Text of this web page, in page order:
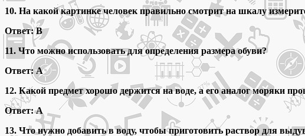
10. На какой картинке человек правильно смотрит на шкалу
Ответ: В
11. Что можно использовать для определения размера обуви?
Ответ: А
12. Какой предмет хорошо держится на воде, а его аналог моряки
Ответ: А
13. Что нужно добавить в воду, чтобы приготовить раствор для